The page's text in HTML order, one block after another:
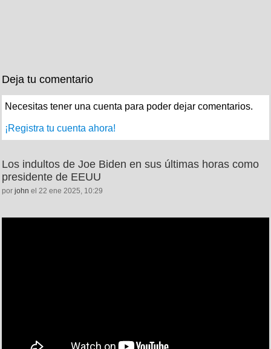
Deja tu comentario
Necesitas tener una cuenta para poder dejar comentarios.
¡Registra tu cuenta ahora!
Los indultos de Joe Biden en sus últimas horas como
presidente de EEUU
por john el 22 ene 2025, 10:29